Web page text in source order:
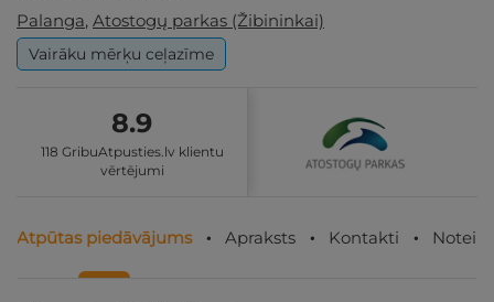
Palanga, Atostogų parkas (Žibininkai)
Vairāku mērķu ceļazīme
8.9
118 GribuAtpusties.lv klientu
vērtējumi
Atpūtas piedāvājums Apraksts Kontakti